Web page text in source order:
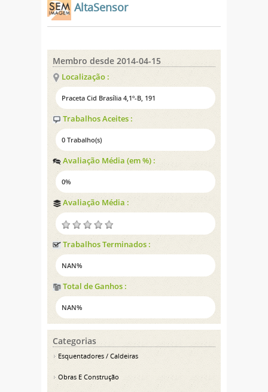
AltaSensor
Membro desde 2014-04-15
Localização :
Praceta Cid Brasília 4,1º-B, 191
Trabalhos Aceites :
0 Trabalho(s)
Avaliação Média (em %) :
0%
Avaliação Média :
Trabalhos Terminados :
NAN%
Total de Ganhos :
NAN%
Categorias
Esquentadores / Caldeiras
Obras E Construção